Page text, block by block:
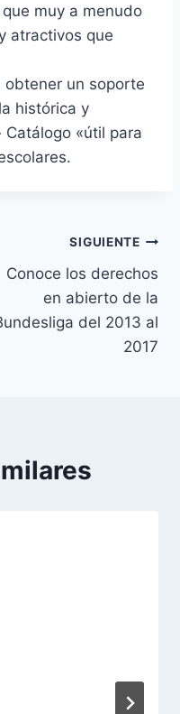
que muy a menudo
atractivos que
obtener un soporte
histórica y
«útil para
SIGUIENTE
Conoce los derechos
en abierto de la
del 2013 al
2017